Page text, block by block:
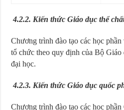
4.2.2. Kiến thức Giáo dục thể
Chương trình đào tạo các học
tổ chức theo quy định của Bộ
đại học.
4.2.3. Kiến thức Giáo dục quốc
Chương trình đào tạo các học